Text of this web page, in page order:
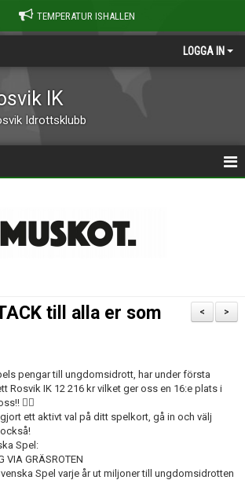
TEMPERATUR ISHALLEN
LOGGA IN
IK
Idrottsklubb
>
<
till alla er som
pengar till ungdomsidrott, har under första
Rosvik IK 12 216 kr vilket ger oss en 16:e plats i
👍🏻
ett aktivt val på ditt spelkort, gå in och välj
Spel:
VIA GRÄSROTEN
Spel varje år ut miljoner till ungdomsidrotten